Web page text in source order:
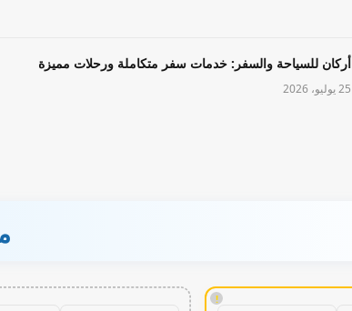
أركان للسياحة والسفر: خدمات سفر متكاملة ورحلات مميزة
25 يوليو، 2026
!